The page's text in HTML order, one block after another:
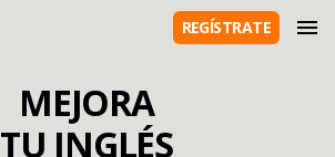
REGÍSTRATE
MEJORA
TU INGLÉS